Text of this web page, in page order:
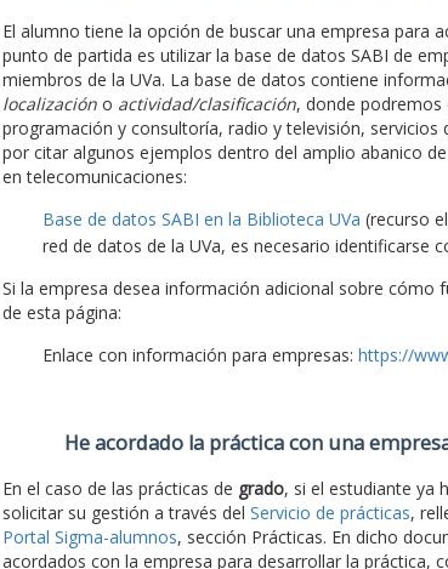
El alumno tiene la opción de buscar una empresa para
punto de partida es utilizar la base de datos SABI de
miembros de la UVa. La base de datos contiene
localizacióno actividad/clasificación, donde podremos
programación y consultoría, radio y televisión,
por citar algunos ejemplos dentro del amplio abanico
en telecomunicaciones:
Base de datos SABI en la Biblioteca UVa (recurso
red de datos de la UVa, es necesario identificarse
Si la empresa desea información adicional sobre cómo
de esta página:
Enlace con información para empresas: https://
He acordado la práctica con una
En el caso de las prácticas de grado, si el estudiante ya
solicitar su gestión a través del Servicio de prácticas,
Portal Sigma-alumnos, sección Prácticas. En dicho
acordados con la empresa para desarrollar la